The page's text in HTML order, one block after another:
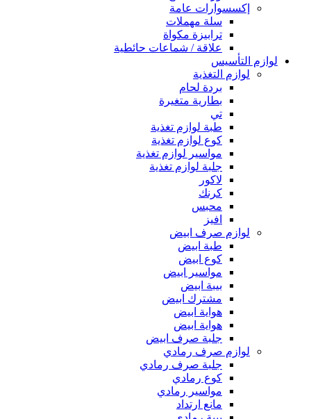
إكسسوارات عامة
سلة مهملات
ترابيزة مكواة
علاقة / شماعات حائطية
لوازم التأسيس
لوازم التغذية
بردة لحام
بطارية متغيرة
تي
طبة لوازم تغذية
كوع لوازم تغذية
مواسير لوازم تغذية
جلبة لوازم تغذية
لاكور
كرنك
محبس
افيز
لوازم صرف ابيض
طبة ابيض
كوع ابيض
مواسير ابيض
بيبة ابيض
مشترك ابيض
هواية ابيض
هواية ابيض
جلبة صرف ابيض
لوازم صرف رمادي
جلبة صرف رمادي
كوع رمادي
مواسير رمادي
مانع ارتداد